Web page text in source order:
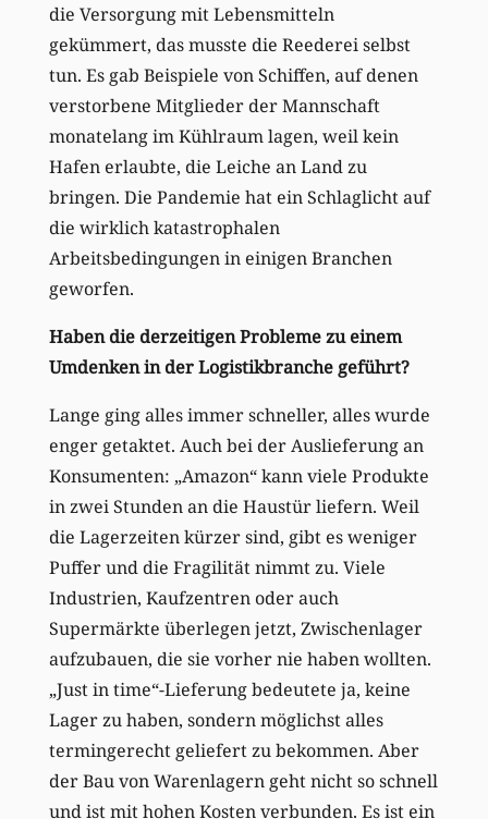
die Versorgung mit Lebensmitteln
gekümmert, das musste die Reederei selbst
tun. Es gab Beispiele von Schiffen, auf denen
verstorbene Mitglieder der Mannschaft
monatelang im Kühlraum lagen, weil kein
Hafen erlaubte, die Leiche an Land zu
bringen. Die Pandemie hat ein Schlaglicht auf
die wirklich katastrophalen
Arbeitsbedingungen in einigen Branchen
geworfen.
Haben die derzeitigen Probleme zu einem
Umdenken in der Logistikbranche geführt?
Lange ging alles immer schneller, alles wurde
enger getaktet. Auch bei der Auslieferung an
Konsumenten: „Amazon“ kann viele Produkte
in zwei Stunden an die Haustür liefern. Weil
die Lagerzeiten kürzer sind, gibt es weniger
Puffer und die Fragilität nimmt zu. Viele
Industrien, Kaufzentren oder auch
Supermärkte überlegen jetzt, Zwischenlager
aufzubauen, die sie vorher nie haben wollten.
„Just in time“-Lieferung bedeutete ja, keine
Lager zu haben, sondern möglichst alles
termingerecht geliefert zu bekommen. Aber
der Bau von Warenlagern geht nicht so schnell
und ist mit hohen Kosten verbunden. Es ist ein